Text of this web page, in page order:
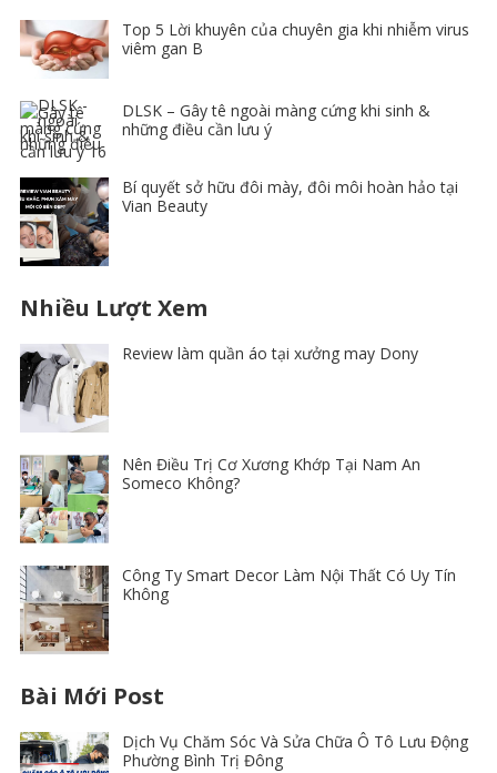
Top 5 Lời khuyên của chuyên gia khi nhiễm virus
viêm gan B
DLSK – Gây tê ngoài màng cứng khi sinh &
những điều cần lưu ý
Bí quyết sở hữu đôi mày, đôi môi hoàn hảo tại
Vian Beauty
Nhiều Lượt Xem
Review làm quần áo tại xưởng may Dony
Nên Điều Trị Cơ Xương Khớp Tại Nam An
Someco Không?
Công Ty Smart Decor Làm Nội Thất Có Uy Tín
Không
Bài Mới Post
Dịch Vụ Chăm Sóc Và Sửa Chữa Ô Tô Lưu Động
Phường Bình Trị Đông